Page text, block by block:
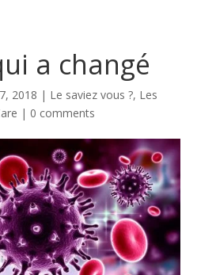
a changé
2018 | Le saviez vous ?, Les
| 0 comments